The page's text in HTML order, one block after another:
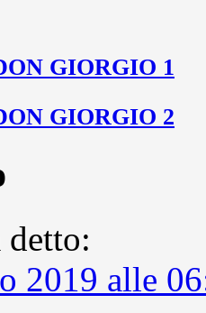
GIORGIO 1
GIORGIO 2
detto:
2019 alle